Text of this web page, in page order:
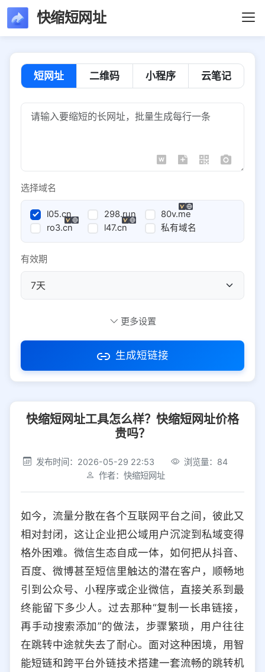
快缩短网址
短网址 二维码 小程序 云笔记
选择域名
l05.cn 298.run
80v.me
ro3.cn
l47.cn 私有域名
有效期
访问密码
社交平台 电商平台
选择防红平台类型，避免链接被拦截
平台设置
iOS Android PC 其他
选择允许访问的平台类型
更多设置
生成短链接
快缩短网址工具怎么样？快缩短网址价格
贵吗？
发布时间：2026-05-29 22:53
浏览量：84
作者：快缩短网址
如今，流量分散在各个互联网平台之间，彼此又
相对封闭，这让企业把公域用户沉淀到私域变得
格外困难。微信生态自成一体，如何把从抖音、
百度、微博甚至短信里触达的潜在客户，顺畅地
引到公众号、小程序或企业微信，直接关系到最
终能留下多少人。过去那种“复制一长串链接，
再手动搜索添加”的做法，步骤繁琐，用户往往
在跳转中途就失去了耐心。面对这种困境，用智
能短链和跨平台外链技术搭建一套流畅的跳转机